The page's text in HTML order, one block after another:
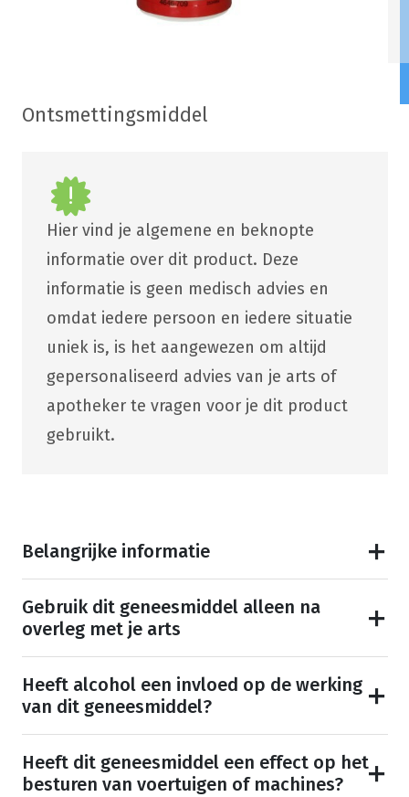
Ontsmettingsmiddel
Hier vind je algemene en beknopte
informatie over dit product. Deze
informatie is geen medisch advies en
omdat iedere persoon en iedere situatie
uniek is, is het aangewezen om altijd
gepersonaliseerd advies van je arts of
apotheker te vragen voor je dit product
gebruikt.
Belangrijke informatie
Gebruik dit geneesmiddel alleen na
overleg met je arts
Heeft alcohol een invloed op de werking
van dit geneesmiddel?
Heeft dit geneesmiddel een effect op het
besturen van voertuigen of machines?